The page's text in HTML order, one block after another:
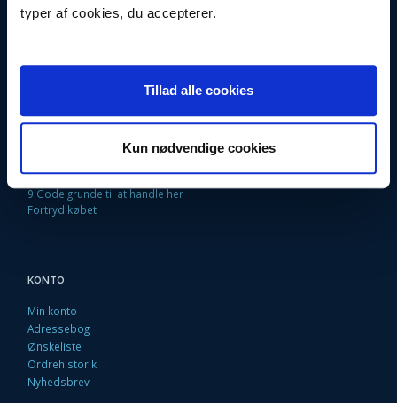
typer af cookies, du accepterer.
Tillad alle cookies
Kun nødvendige cookies
INFORMATIONER
Fortrydelsesret
Firma profil
Loyalitetsrabat. Rabat til faste kunder
Returneringsformular
EAN Faktura
9 Gode grunde til at handle her
Fortryd købet
KONTO
Min konto
Adressebog
Ønskeliste
Ordrehistorik
Nyhedsbrev